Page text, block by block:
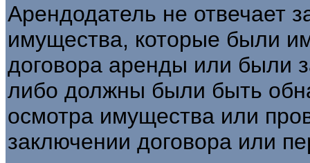
Арендодатель не отвечает
имущества, которые были
договора аренды или были
либо должны были быть
осмотра имущества или
заключении договора или